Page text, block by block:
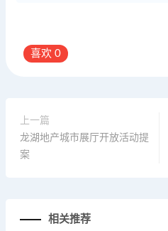
喜欢 0
上一篇
龙湖地产城市展厅开放活动提
案
相关推荐